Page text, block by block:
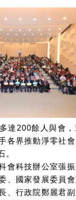
達200餘人與會
各界推動淨零社
。
會科技辦公室張
、國家發展委員會
、行政院鄭麗君